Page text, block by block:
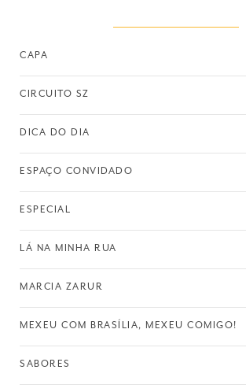
CAPA
CIRCUITO SZ
DICA DO DIA
ESPAÇO CONVIDADO
ESPECIAL
LÁ NA MINHA RUA
MARCIA ZARUR
MEXEU COM BRASÍLIA, MEXEU COMIGO!
SABORES